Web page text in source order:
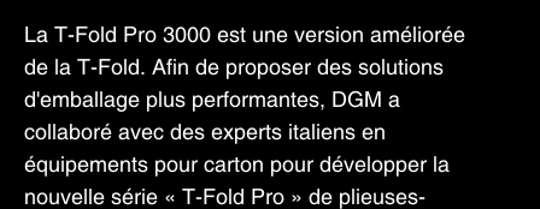
La T-Fold Pro 3000 est une version améliorée
de la T-Fold. Afin de proposer des solutions
d'emballage plus performantes, DGM a
collaboré avec des experts italiens en
équipements pour carton pour développer la
nouvelle série « T-Fold Pro » de plieuses-